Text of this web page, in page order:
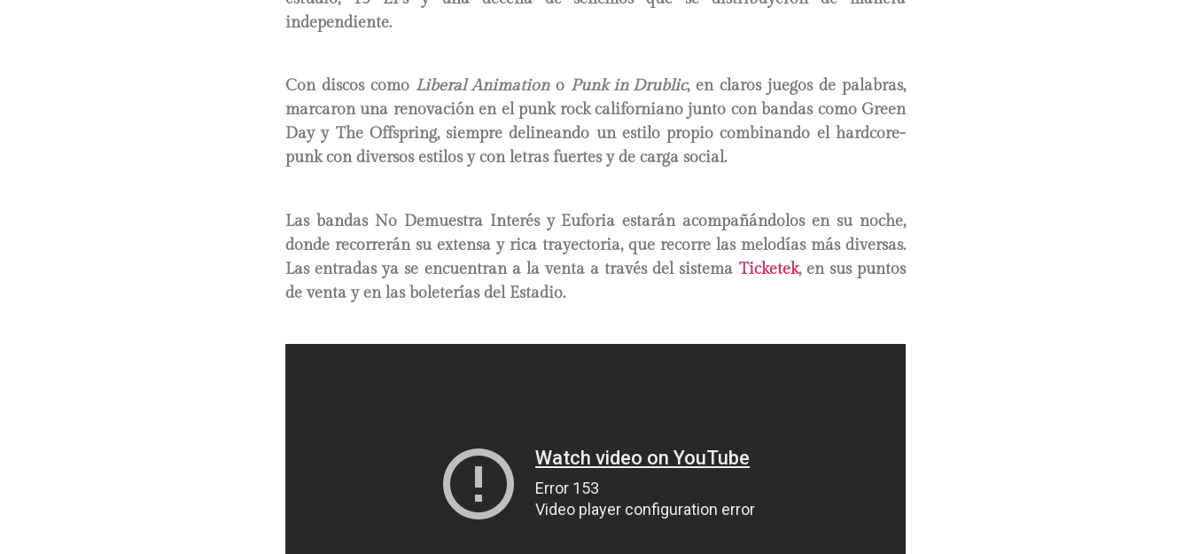
independiente.
Con discos como Liberal Animationo Punk in Drublic, en claros juegos de palabras,
marcaron una renovación en el punk rock californiano junto con bandas como Green
Day y The Offspring, siempre delineando un estilo propio combinando el hardcore-
punk con diversos estilos y con letras fuertes y de carga social.
Las bandas No Demuestra Interés y Euforia estarán acompañándolos en su noche,
donde recorrerán su extensa y rica trayectoria, que recorre las melodías más diversas.
Las entradas ya se encuentran a la venta a través del sistema Ticketek, en sus puntos
de venta y en las boleterías del Estadio.